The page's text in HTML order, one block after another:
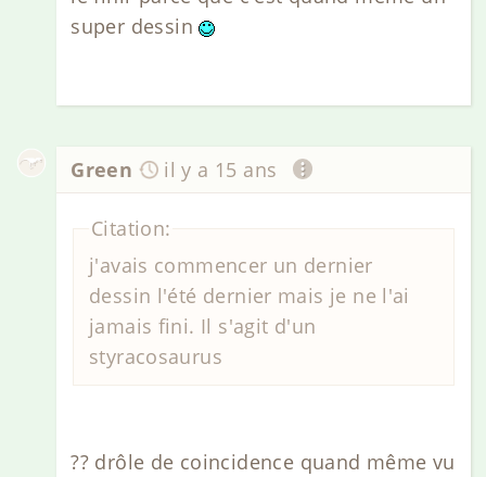
super dessin
Green il y a 15 ans
Citation:
j'avais commencer un dernier
dessin l'été dernier mais je ne l'ai
jamais fini. Il s'agit d'un
styracosaurus
?? drôle de coincidence quand même vu